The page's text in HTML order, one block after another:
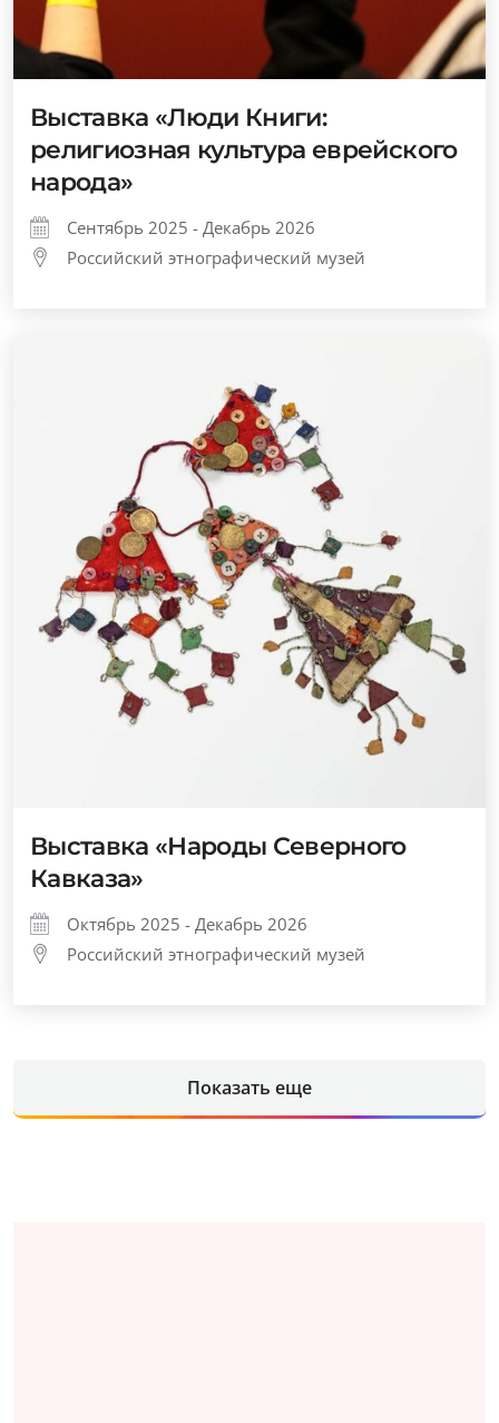
Выставка «Люди Книги:
религиозная культура еврейского
народа»
Сентябрь 2025 - Декабрь 2026
Российский этнографический музей
Выставка «Народы Северного
Кавказа»
Октябрь 2025 - Декабрь 2026
Российский этнографический музей
Показать еще